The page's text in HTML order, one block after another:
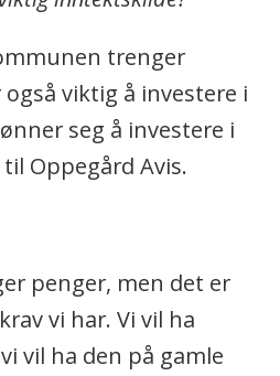
trenger
viktig å investere i
seg å investere i
Oppegård Avis.
penger, men det er
vi har. Vi vil ha
vil ha den på gamle